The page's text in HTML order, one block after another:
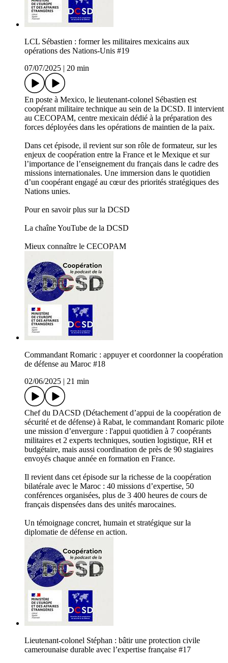
LCL Sébastien : former les militaires mexicains aux
opérations des Nations-Unis #19
07/07/2025
20 min
En poste à Mexico, le lieutenant-colonel Sébastien est
coopérant militaire technique au sein de la DCSD. Il intervient
au CECOPAM, centre mexicain dédié à la préparation des
forces déployées dans les opérations de maintien de la paix.
Dans cet épisode, il revient sur son rôle de formateur, sur les
enjeux de coopération entre la France et le Mexique et sur
l’importance de l’enseignement du français dans le cadre des
missions internationales. Une immersion dans le quotidien
d’un coopérant engagé au cœur des priorités stratégiques des
Nations unies.
Pour en savoir plus sur la DCSD
La chaîne YouTube de la DCSD
Mieux connaître le CECOPAM
Commandant Romaric : appuyer et coordonner la coopération
de défense au Maroc #18
02/06/2025
21 min
Chef du DACSD (Détachement d’appui de la coopération de
sécurité et de défense) à Rabat, le commandant Romaric pilote
une mission d’envergure : l'appui quotidien à 7 coopérants
militaires et 2 experts techniques, soutien logistique, RH et
budgétaire, mais aussi coordination de près de 90 stagiaires
envoyés chaque année en formation en France.
Il revient dans cet épisode sur la richesse de la coopération
bilatérale avec le Maroc : 40 missions d’expertise, 50
conférences organisées, plus de 3 400 heures de cours de
français dispensées dans des unités marocaines.
Un témoignage concret, humain et stratégique sur la
diplomatie de défense en action.
Lieutenant-colonel Stéphan : bâtir une protection civile
camerounaise durable avec l’expertise française #17